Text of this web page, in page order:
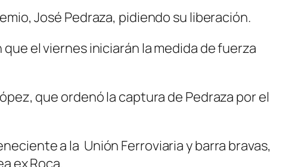
José Pedraza, pidiendo su liberación.
el viernes iniciarán la medida de fuerza
que ordenó la captura de Pedraza por el
a la Unión Ferroviaria y barra bravas,